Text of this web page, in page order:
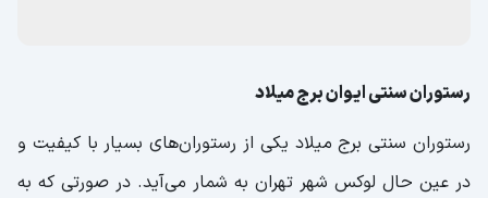
رستوران سنتی ایوان برج میلاد
رستوران سنتی برج میلاد یکی از رستوران‌های بسیار با کیفیت و
در عین حال لوکس شهر تهران به شمار می‌آید. در صورتی که به